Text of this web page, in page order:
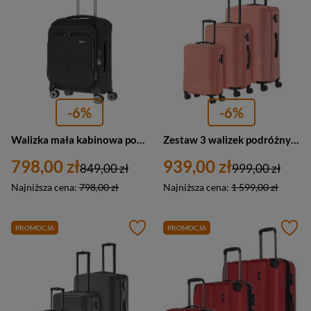
-6%
798,00 zł
Najniższa cena: 798,00 zł
849,00 zł
-6%
939,00 zł
Najniższa cena: 1 599,00 zł
999,00 zł
PROMOCJA PROMOCJA